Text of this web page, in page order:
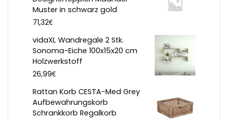
Muster in schwarz gold
71,32€
vidaXL Wandregale 2 Stk.
Sonoma-Eiche 100x15x20 cm
Holzwerkstoff
26,99€
Rattan Korb CESTA-Med Grey
Aufbewahrungskorb
Schrankkorb Regalkorb